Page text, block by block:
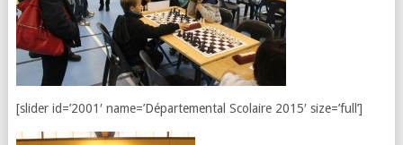
[slider id=’2001′ name=’Départemental Scolaire 2015′ size=’full’]